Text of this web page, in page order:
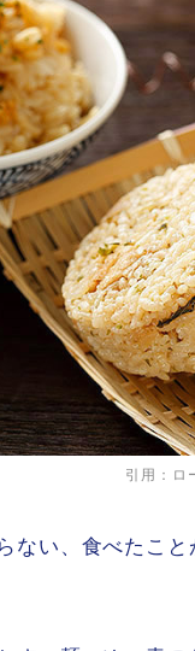
引用： ロ
ない、食べたこ